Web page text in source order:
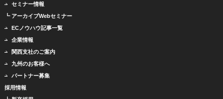
セミナー情報
┗ アーカイブWebセミナー
ECノウハウ記事一覧
企業情報
関西支社のご案内
九州のお客様へ
パートナー募集
採用情報